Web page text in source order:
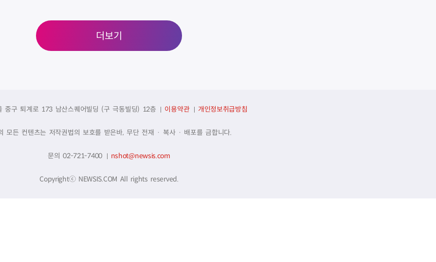
더보기
중구 퇴계로 173 남산스퀘어빌딩 (구 극동빌딩) 12층 이용약관 개인정보취급방침
모든 컨텐츠는 저작권법의 보호를 받은바, 무단 전재 · 복사 · 배포를 금합니다.
문의 02-721-7400 nshot@newsis.com
Copyrightⓒ NEWSIS.COM All rights reserved.